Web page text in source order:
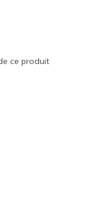
ce produit